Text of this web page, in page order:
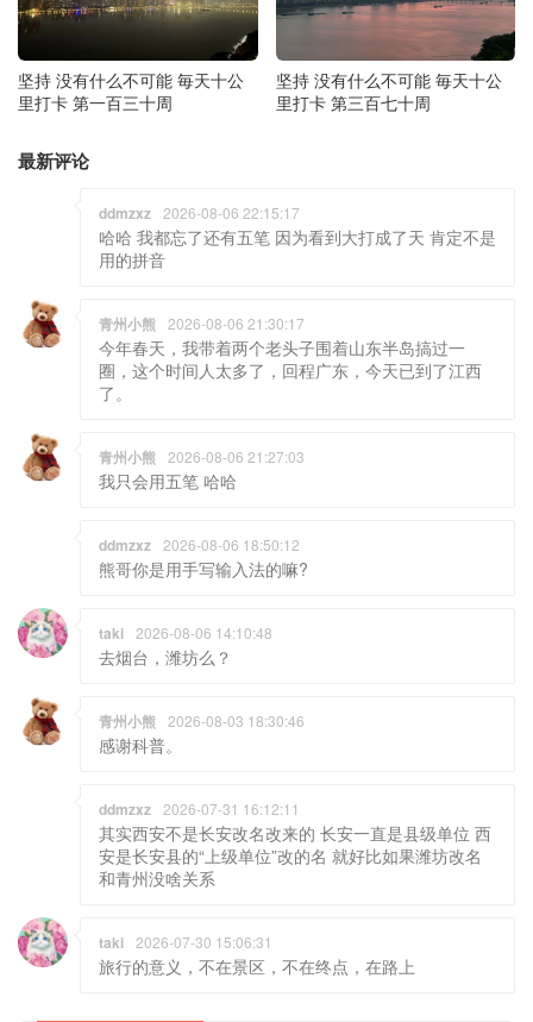
坚持 没有什么不可能 毎天十公
里打卡 第一百三十周
坚持 没有什么不可能 毎天十公
里打卡 第三百七十周
最新评论
ddmzxz 2026-08-06 22:15:17
哈哈 我都忘了还有五笔 因为看到大打成了天 肯定不是
用的拼音
青州小熊 2026-08-06 21:30:17
今年春天，我带着两个老头子围着山东半岛搞过一
圈，这个时间人太多了，回程广东，今天已到了江西
了。
青州小熊 2026-08-06 21:27:03
我只会用五笔 哈哈
ddmzxz 2026-08-06 18:50:12
熊哥你是用手写输入法的嘛?
taki 2026-08-06 14:10:48
去烟台，潍坊么？
青州小熊 2026-08-03 18:30:46
感谢科普。
ddmzxz 2026-07-31 16:12:11
其实西安不是长安改名改来的 长安一直是县级单位 西
安是长安县的“上级单位”改的名 就好比如果潍坊改名
和青州没啥关系
taki 2026-07-30 15:06:31
旅行的意义，不在景区，不在终点，在路上